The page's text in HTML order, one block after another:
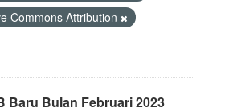
Commons Attribution
Baru Bulan Februari 2023